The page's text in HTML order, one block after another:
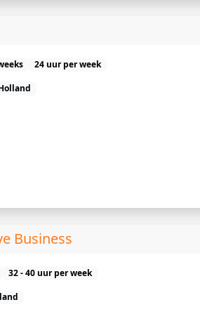
24 uur per week
Business
32 - 40 uur per week